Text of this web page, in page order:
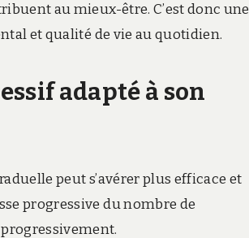
au mieux-être. C’est donc une
et qualité de vie au quotidien.
adapté à son
peut s’avérer plus efficace et
progressive du nombre de